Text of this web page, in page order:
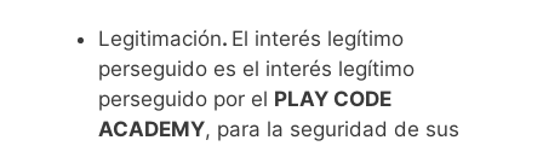
Legitimación. El interés legítimo
perseguido es el interés legítimo
perseguido por el PLAY CODE
ACADEMY, para la seguridad de sus